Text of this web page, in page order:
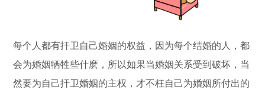
每个人都有扞卫自己婚姻的权益，因为每个结婚的人，都
会为婚姻牺牲些什麽，所以如果当婚姻关系受到破坏，当
然要为自己扞卫婚姻的主权，才不枉自己为婚姻所付出的